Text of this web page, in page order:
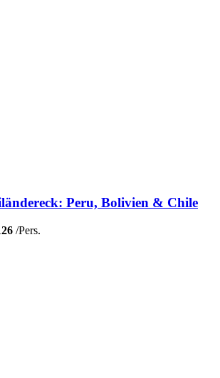
Peru, Bolivien & Chile
/Pers.